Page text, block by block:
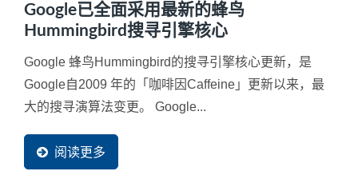
Google已全面采用最新的蜂鸟
Hummingbird搜寻引擎核心
Google 蜂鸟Hummingbird的搜寻引擎核心更新，是
Google自2009 年的「咖啡因Caffeine」更新以来，最
大的搜寻演算法变更。 Google...
阅读更多